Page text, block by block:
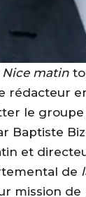
Nice matin
rédacteur
le
Baptiste
et
de
mission de